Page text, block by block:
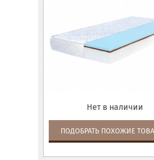
Нет в наличии
ПОДОБРАТЬ ПОХОЖИЕ